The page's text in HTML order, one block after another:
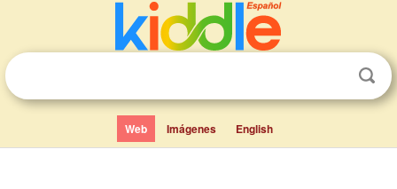
Web Imágenes English